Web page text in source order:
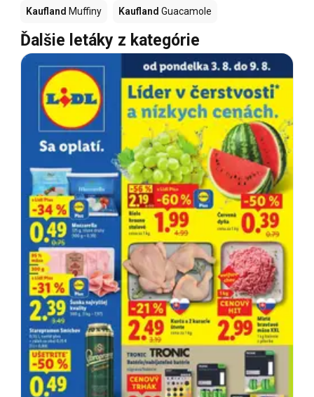
Kaufland Muffiny Kaufland Guacamole
Ďalšie letáky z kategórie